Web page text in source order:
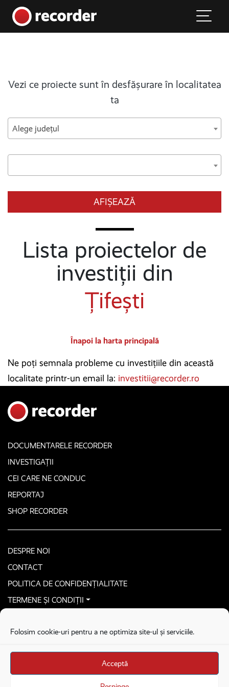
Folosim cookie-uri pentru a ne optimiza site-ul și serviciile.
Acceptă
Main Navigation
Vezi ce proiecte sunt în desfășurare în localitatea
ta
Alege județul
AFIȘEAZĂ
Lista proiectelor de
investiții din
Țifești
Înapoi la harta principală
Ne poți semnala probleme cu investițiile din această
localitate printr-un email la: investitii@recorder.ro
DOCUMENTARELE RECORDER
INVESTIGAȚII
CEI CARE NE CONDUC
REPORTAJ
SHOP RECORDER
DESPRE NOI
CONTACT
POLITICA DE CONFIDENȚIALITATE
TERMENE ȘI CONDIȚII
Stega creative
Brandul Recorder e operat de Asociația Recorder Community, sub licența SC